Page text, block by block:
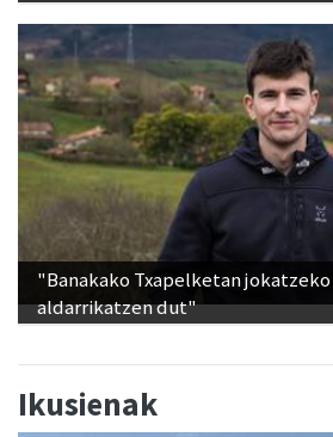
"Banakako Txapelketan
aldarrikatzen dut"
Ikusienak